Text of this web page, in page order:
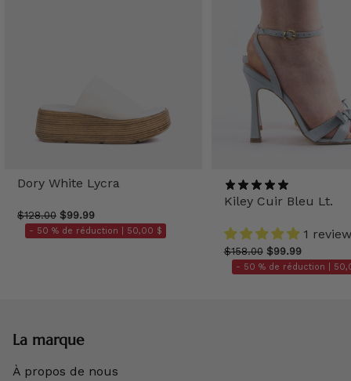
Dory White Lycra
$128.00 $99.99
- 50 % de réduction | 50,00 $
Kiley Cuir Bleu Lt.
1 review
$158.00 $99.99
- 50 % de réduction |
La marque
À propos de nous